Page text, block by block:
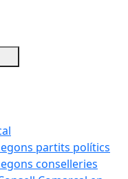
partits polítics
conselleries